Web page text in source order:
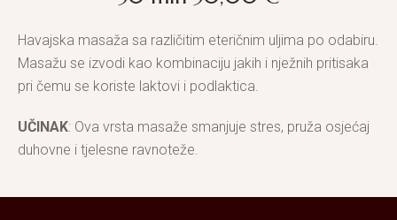
Havajska masaža sa različitim eteričnim uljima po odabiru.
Masažu se izvodi kao kombinaciju jakih i nježnih pritisaka
pri čemu se koriste laktovi i podlaktica.
UČINAK: Ova vrsta masaže smanjuje stres, pruža osjećaj
duhovne i tjelesne ravnoteže.